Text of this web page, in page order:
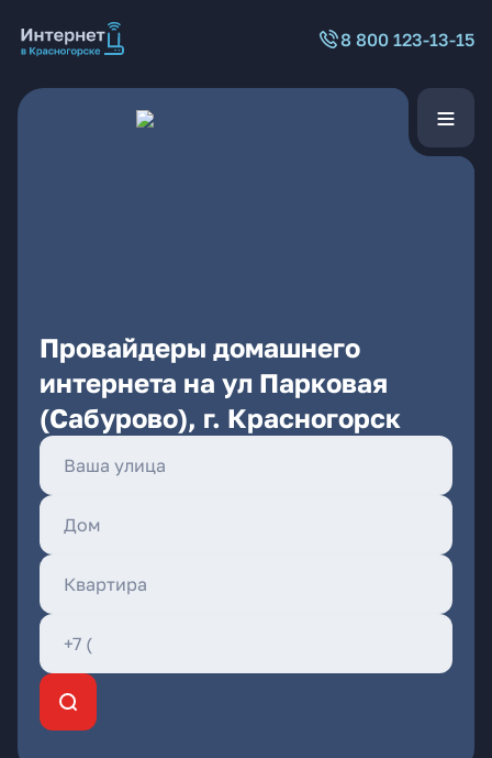
8 800 123-13-15
Провайдеры домашнего
интернета на ул Парковая
(Сабурово), г. Красногорск